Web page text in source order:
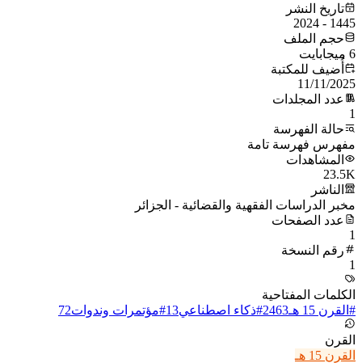
تاريخ النشر
1445 - 2024
حجم الملف
6 ميجابايت
أُضيف للمكتبة
11/11/2025
عدد المجلدات
1
حالة الفهرسة
مفهرس فهرسة تامة
المشاهدات
23.5K
الناشر
مخبر الدراسات الفقهية والقضائية - الجزائر
عدد الصفحات
1
رقم النسخة
1
الكلمات المفتاحية
# القرن 15 هـ 2463
#ذكاء اصطناعي13
#مؤتمرات وندوات72
القرن
القرن 15 هـ